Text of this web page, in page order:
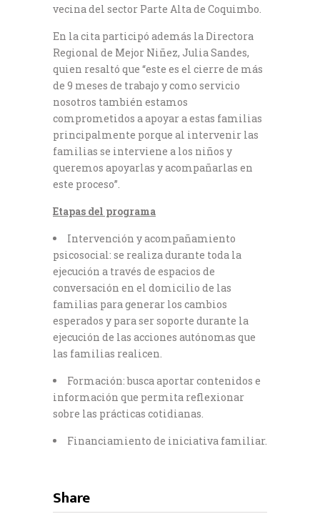
vecina del sector Parte Alta de Coquimbo.
En la cita participó además la Directora
Regional de Mejor Niñez, Julia Sandes,
quien resaltó que “este es el cierre de más
de 9 meses de trabajo y como servicio
nosotros también estamos
comprometidos a apoyar a estas familias
principalmente porque al intervenir las
familias se interviene a los niños y
queremos apoyarlas y acompañarlas en
este proceso”.
Etapas del programa
Intervención y acompañamiento
psicosocial: se realiza durante toda la
ejecución a través de espacios de
conversación en el domicilio de las
familias para generar los cambios
esperados y para ser soporte durante la
ejecución de las acciones autónomas que
las familias realicen.
Formación: busca aportar contenidos e
información que permita reflexionar
sobre las prácticas cotidianas.
Financiamiento de iniciativa familiar.
Share